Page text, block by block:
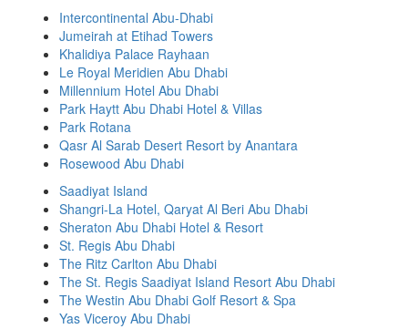
Intercontinental Abu-Dhabi
Jumeirah at Etihad Towers
Khalidiya Palace Rayhaan
Le Royal Meridien Abu Dhabi
Millennium Hotel Abu Dhabi
Park Haytt Abu Dhabi Hotel & Villas
Park Rotana
Qasr Al Sarab Desert Resort by Anantara
Rosewood Abu Dhabi
Saadiyat Island
Shangri-La Hotel, Qaryat Al Beri Abu Dhabi
Sheraton Abu Dhabi Hotel & Resort
St. Regis Abu Dhabi
The Ritz Carlton Abu Dhabi
The St. Regis Saadiyat Island Resort Abu Dhabi
The Westin Abu Dhabi Golf Resort & Spa
Yas Viceroy Abu Dhabi